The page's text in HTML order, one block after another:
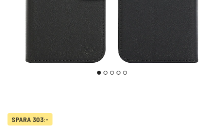
SPARA 303:-